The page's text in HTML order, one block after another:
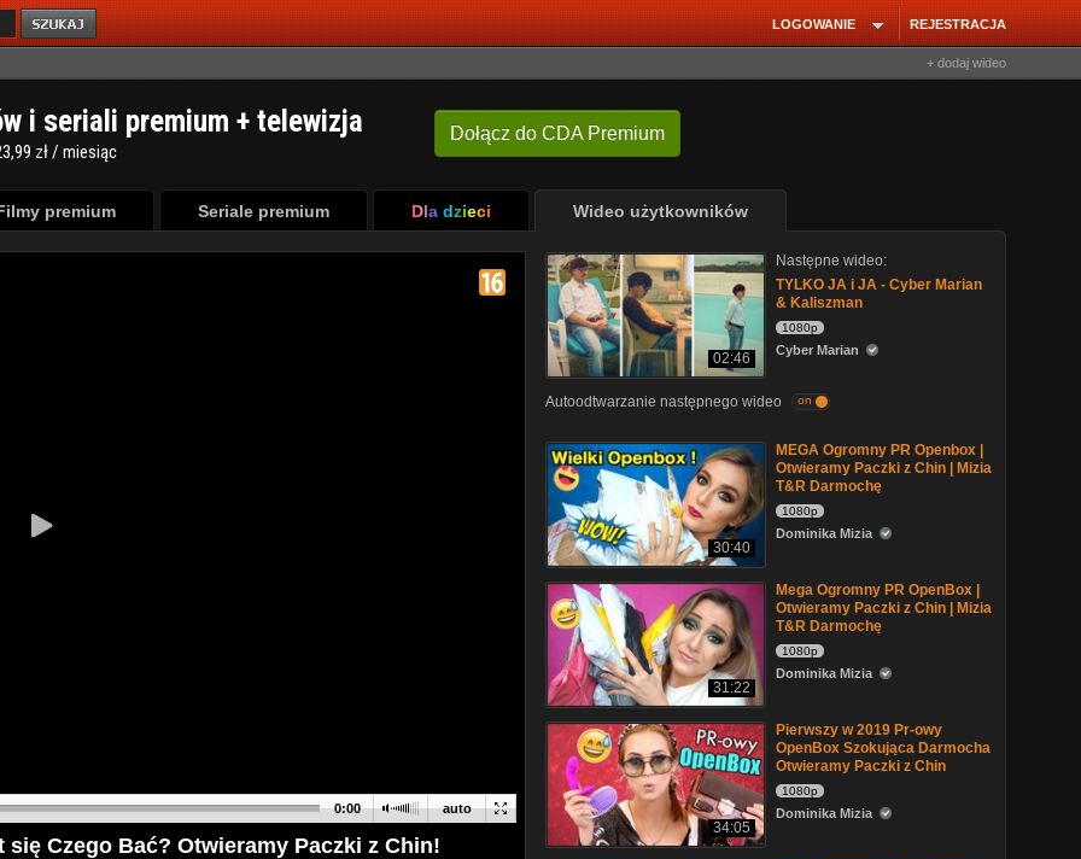
REJESTRACJA
LOGOWANIE
+ dodaj wideo
Dołącz do CDA Premium
i seriali premium + telewizja
zł / miesiąc
premium Seriale premium Dla dzieci Wideo użytkowników
auto
0:00
Czego Bać? Otwieramy Paczki z Chin!
02:46
Następne wideo:
TYLKO JA i JA - Cyber Marian
& Kaliszman
1080p
Cyber Marian
Autoodtwarzanie następnego wideo on
30:40
MEGA Ogromny PR Openbox |
Otwieramy Paczki z Chin | Mizia
T&R Darmochę
1080p
Dominika Mizia
31:22
Mega Ogromny PR OpenBox |
Otwieramy Paczki z Chin | Mizia
T&R Darmochę
1080p
Dominika Mizia
34:05
Pierwszy w 2019 Pr-owy
OpenBox Szokująca Darmocha
Otwieramy Paczki z Chin
1080p
Dominika Mizia